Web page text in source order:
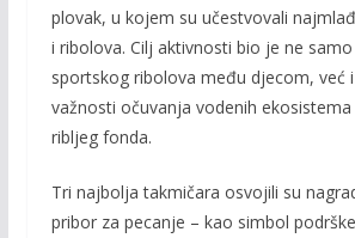
plovak, u kojem su učestvovali
i ribolova. Cilj aktivnosti bio je ne
sportskog ribolova među djecom, već
važnosti očuvanja vodenih
ribljeg fonda.
Tri najbolja takmičara osvojili su
pribor za pecanje – kao simbol